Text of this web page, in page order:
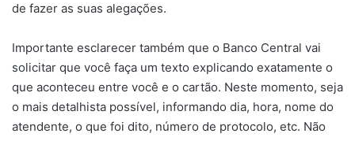
de fazer as suas alegações.
Importante esclarecer também que o Banco Central vai
solicitar que você faça um texto explicando exatamente o
que aconteceu entre você e o cartão. Neste momento, seja
o mais detalhista possível, informando dia, hora, nome do
atendente, o que foi dito, número de protocolo, etc. Não